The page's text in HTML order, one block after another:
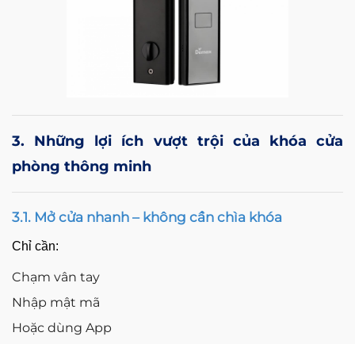
3. Những lợi ích vượt trội của khóa cửa
phòng thông minh
3.1. Mở cửa nhanh – không cần chìa khóa
Chỉ cần:
Chạm vân tay
Nhập mật mã
Hoặc dùng App